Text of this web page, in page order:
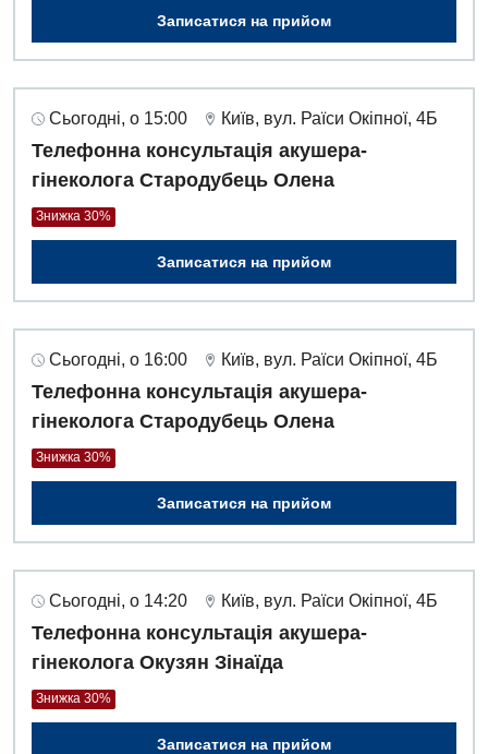
Записатися на прийом
Сьогодні, о 15:00 Київ, вул. Раїси Окіпної, 4Б
Телефонна консультація акушера-
гінеколога Стародубець Олена
Знижка 30%
Записатися на прийом
Сьогодні, о 16:00 Київ, вул. Раїси Окіпної, 4Б
Телефонна консультація акушера-
гінеколога Стародубець Олена
Знижка 30%
Записатися на прийом
Сьогодні, о 14:20 Київ, вул. Раїси Окіпної, 4Б
Телефонна консультація акушера-
гінеколога Окузян Зінаїда
Знижка 30%
Записатися на прийом